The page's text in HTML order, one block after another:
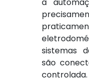
a
sistemas
são